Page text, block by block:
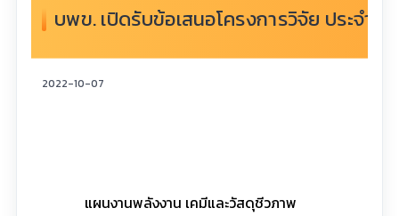
บพข. เปิดรับข้อเสนอโครงการวิจัย ประจำ
2022-10-07
แผนงานพลังงาน เคมีและวัสดุชีวภาพ